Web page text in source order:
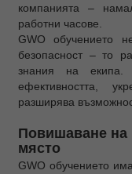
компанията –
работни часове.
GWO обучението
безопасност – то
знания на екипа.
ефективността,
разширява
Повишаване на
място
GWO обучението